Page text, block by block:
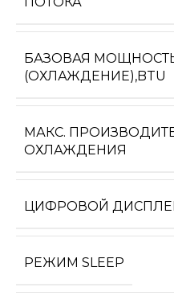
БАЗОВАЯ
(ОХЛАЖДЕНИЕ),BTU
МАКС.
ОХЛАЖДЕНИЯ
ЦИФРОВОЙ
РЕЖИМ SLEEP